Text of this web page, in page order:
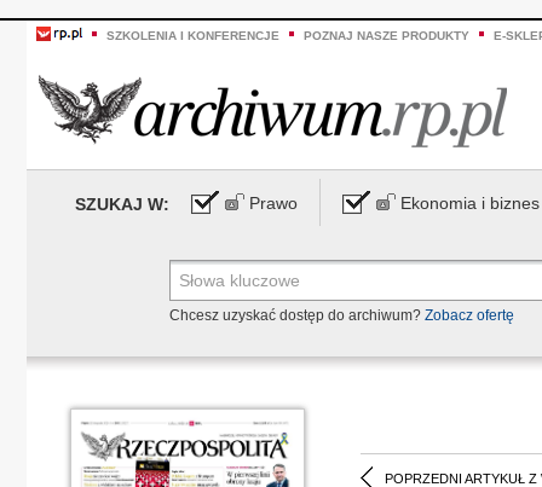
SZKOLENIA I KONFERENCJE POZNAJ NASZE PRODUKTY E-
SZUKAJ W: Prawo Ekonomia i biznes
Chcesz uzyskać dostęp do archiwum? Zobacz ofertę
POPRZEDNI ARTYKUŁ Z